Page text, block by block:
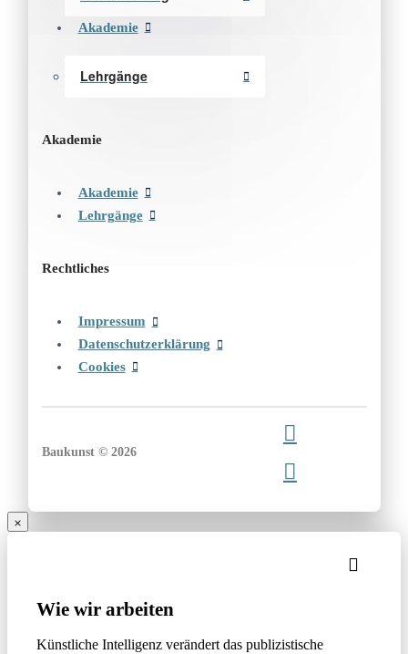
Akademie
Lehrgänge
Akademie
Akademie
Lehrgänge
Rechtliches
Impressum
Datenschutzerklärung
Cookies
Baukunst © 2026
Wie wir arbeiten
Künstliche Intelligenz verändert das publizistische